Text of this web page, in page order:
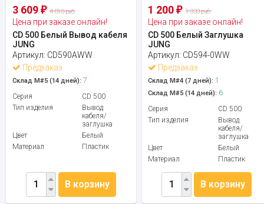
3 609 ₽ 4 010 руб.
Цена при заказе онлайн!
CD 500 Белый Вывод кабеля
JUNG
Артикул: CD590AWW
Предзаказ
Склад М#5 (14 дней): 7
Серия
CD 500
Тип изделия
Вывод
кабеля/
заглушка
Цвет
Белый
Материал
Пластик
В корзину
1 200₽ 1 333 руб.
Цена при заказе онлайн!
CD 500 Белый Заглушка
JUNG
Артикул: CD594-0WW
Предзаказ
Склад М#4 (7 дней): 1
Склад М#5 (14 дней): 6
Серия
CD 500
Тип изделия
Вывод
кабеля/
заглушка
Цвет
Белый
Материал
Пластик
В корзину